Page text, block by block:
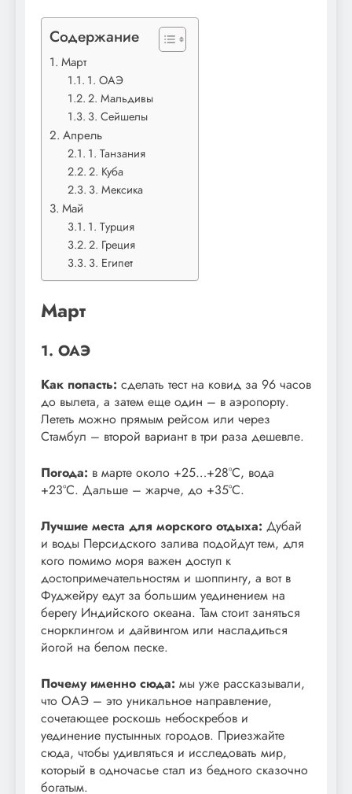
Содержание
Март
1. ОАЭ
2. Мальдивы
3. Сейшелы
Апрель
1. Танзания
2. Куба
3. Мексика
Май
1. Турция
2. Греция
3. Египет
Март
1. ОАЭ
Как попасть: сделать тест на ковид за 96 часов
до вылета, а затем еще один – в аэропорту.
Лететь можно прямым рейсом или через
Стамбул – второй вариант в три раза дешевле.
Погода: в марте около +25…+28°С, вода
+23°С. Дальше – жарче, до +35°С.
Лучшие места для морского отдыха: Дубай
и воды Персидского залива подойдут тем, для
кого помимо моря важен доступ к
достопримечательностям и шоппингу, а вот в
Фуджейру едут за большим уединением на
берегу Индийского океана. Там стоит заняться
снорклингом и дайвингом или насладиться
йогой на белом песке.
Почему именно сюда: мы уже рассказывали,
что ОАЭ – это уникальное направление,
сочетающее роскошь небоскребов и
уединение пустынных городов. Приезжайте
сюда, чтобы удивляться и исследовать мир,
который в одночасье стал из бедного сказочно
богатым.